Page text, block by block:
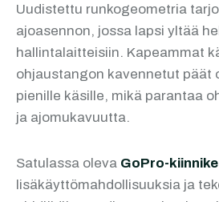
Uudistettu runkogeometria
ajoasennon, jossa lapsi yltää
hallintalaitteisiin. Kapeammat
ohjaustangon kavennetut päät
pienille käsille, mikä parantaa
ja ajomukavuutta.
Satulassa oleva GoPro-kiinnike
lisäkäyttömahdollisuuksia ja